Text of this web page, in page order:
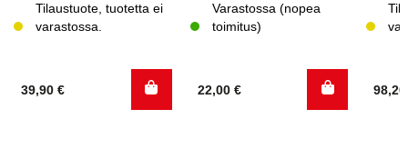
Tilaustuote, tuotetta ei
varastossa.
39,90 €
Varastossa (nopea
toimitus)
22,00 €